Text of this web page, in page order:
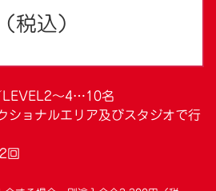
（税込）
～4…10名
ショナルエリア及びスタジオで行
回